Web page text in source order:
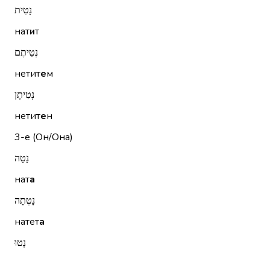
נָטִית
натит
נְטִיתֶם
нетитем
נְטִיתֶן
нетитен
3-е (Он/Она)
נָטָה
ната
נָטְתָה
натета
נָטוּ